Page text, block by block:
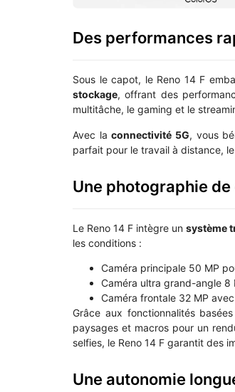
Des performances
Sous le capot, le Reno 14 F
stockage, offrant des
multitâche, le gaming et le
Avec laconnectivité 5G, vous
parfait pour le travail à distance,
Une photographie
Le Reno 14 F intègre un système
les conditions :
Caméra principale 50 MP
Caméra ultra grand-angle 8
Caméra frontale 32 MP
Grâce aux fonctionnalités
paysages et macros pour un
selfies, le Reno 14 F garantit des
Une autonomie